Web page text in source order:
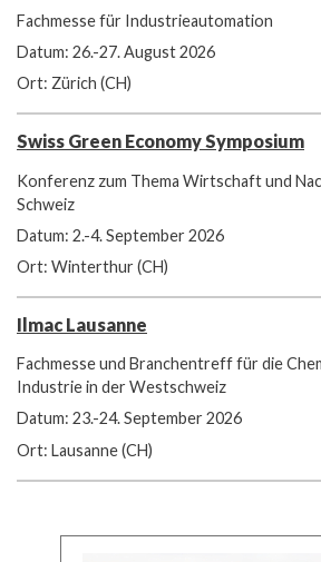
Fachmesse für Industrieautomation
Datum: 26.-27. August 2026
Ort: Zürich (CH)
Swiss Green Economy Symposium
Konferenz zum Thema Wirtschaft und
Schweiz
Datum: 2.-4. September 2026
Ort: Winterthur (CH)
Ilmac Lausanne
Fachmesse und Branchentreff für die
Industrie in der Westschweiz
Datum: 23.-24. September 2026
Ort: Lausanne (CH)